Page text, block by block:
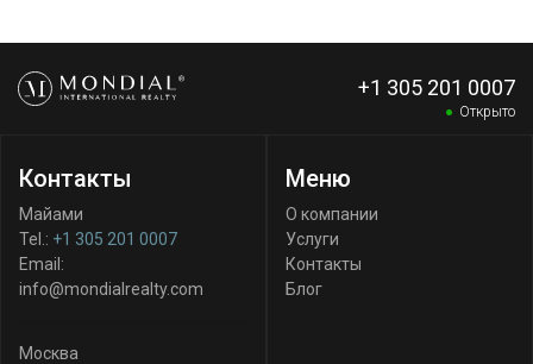
+1 305 201 0007
Открыто
Контакты
Майами
Tel.: +1 305 201 0007
Email:
info@mondialrealty.com
Москва
Меню
О компании
Услуги
Контакты
Блог